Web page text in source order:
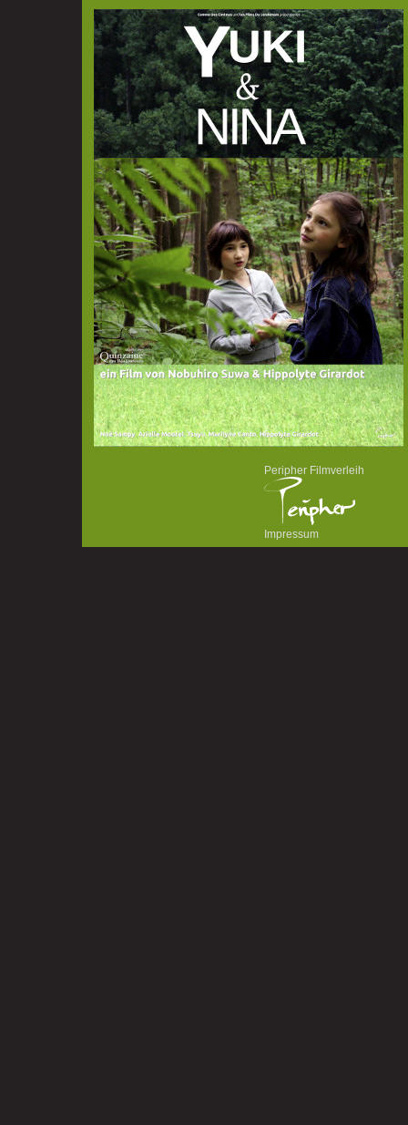
Peripher Filmverleih
Impressum